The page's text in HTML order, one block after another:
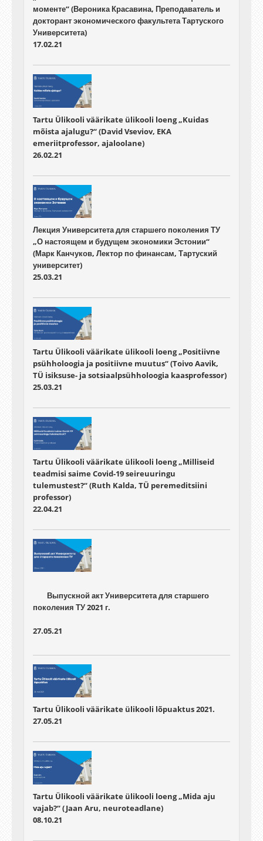
моменте“ (Вероника Красавина, Преподаватель и
докторант экономического факультета Тартуского
Университета)
17.02.21
Tartu Ülikooli väärikate ülikooli loeng „Kuidas
mõista ajalugu?“ (David Vseviov, EKA
emeriitprofessor, ajaloolane)
26.02.21
Лекция Университета для старшего поколения ТУ
„О настоящем и будущем экономики Эстонии“
(Марк Канчуков, Лектор по финансам, Тартуский
университет)
25.03.21
Tartu Ülikooli väärikate ülikooli loeng „Positiivne
psühholoogia ja positiivne muutus“ (Toivo Aavik,
TÜ isiksuse- ja sotsiaalpsühholoogia kaasprofessor)
25.03.21
Tartu Ülikooli väärikate ülikooli loeng „Milliseid
teadmisi saime Covid-19 seireuuringu
tulemustest?“ (Ruth Kalda, TÜ peremeditsiini
professor)
22.04.21
27.05.21
Tartu Ülikooli väärikate ülikooli lõpuaktus 2021.
27.05.21
Tartu Ülikooli väärikate ülikooli loeng „Mida aju
vajab?“ (Jaan Aru, neuroteadlane)
08.10.21